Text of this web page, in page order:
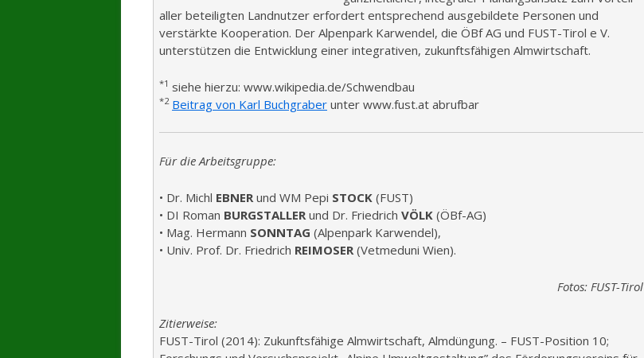
aller beteiligten Landnutzer erfordert entsprechend ausgebildete Personen und
verstärkte Kooperation. Der Alpenpark Karwendel, die ÖBf AG und FUST-Tirol e V.
unterstützen die Entwicklung einer integrativen, zukunftsfähigen Almwirtschaft.
*1 siehe hierzu: www.wikipedia.de/Schwendbau
*2 Beitrag von Karl Buchgraber unter www.fust.at abrufbar
Für die Arbeitsgruppe:
• Dr. Michl EBNER und WM Pepi STOCK (FUST)
• DI Roman BURGSTALLER und Dr. Friedrich VÖLK (ÖBf-AG)
• Mag. Hermann SONNTAG (Alpenpark Karwendel),
• Univ. Prof. Dr. Friedrich REIMOSER (Vetmeduni Wien).
Fotos: FUST-Tirol
Zitierweise:
FUST-Tirol (2014): Zukunftsfähige Almwirtschaft, Almdüngung. – FUST-Position 10;